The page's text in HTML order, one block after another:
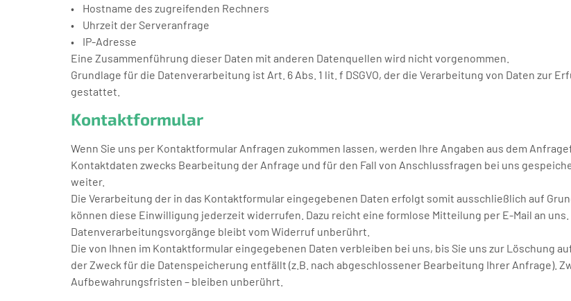
• Hostname des zugreifenden Rechners
• Uhrzeit der Serveranfrage
• IP-Adresse
Eine Zusammenführung dieser Daten mit anderen Datenquellen wird nicht vorgenommen.
Grundlage für die Datenverarbeitung ist Art. 6 Abs. 1 lit. f DSGVO, der die Verarbeitung von Daten zur
gestattet.
Kontaktformular
Wenn Sie uns per Kontaktformular Anfragen zukommen lassen, werden Ihre Angaben aus dem
Kontaktdaten zwecks Bearbeitung der Anfrage und für den Fall von Anschlussfragen bei uns
weiter.
Die Verarbeitung der in das Kontaktformular eingegebenen Daten erfolgt somit ausschließlich auf
können diese Einwilligung jederzeit widerrufen. Dazu reicht eine formlose Mitteilung per E-Mail an
Datenverarbeitungsvorgänge bleibt vom Widerruf unberührt.
Die von Ihnen im Kontaktformular eingegebenen Daten verbleiben bei uns, bis Sie uns zur Löschung
der Zweck für die Datenspeicherung entfällt (z.B. nach abgeschlossener Bearbeitung Ihrer Anfrage).
Aufbewahrungsfristen – bleiben unberührt.